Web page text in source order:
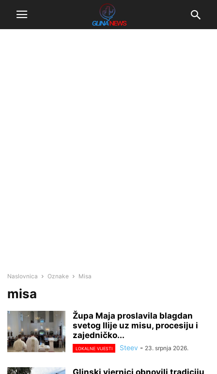
Naslovnica Oznake Misa
misa
Župa Maja proslavila blagdan
svetog Ilije uz misu, procesiju i
zajedničko...
LOKALNE VIJESTI Steev - 23. srpnja 2026.